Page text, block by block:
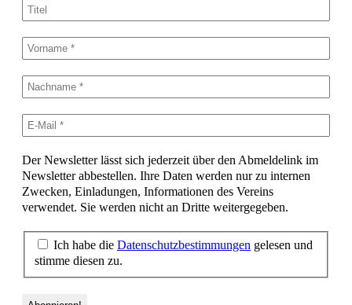
Der Newsletter lässt sich jederzeit über den Abmeldelink im
Newsletter abbestellen. Ihre Daten werden nur zu internen
Zwecken, Einladungen, Informationen des Vereins
verwendet. Sie werden nicht an Dritte weitergegeben.
Ich habe die Datenschutzbestimmungen gelesen und
stimme diesen zu.